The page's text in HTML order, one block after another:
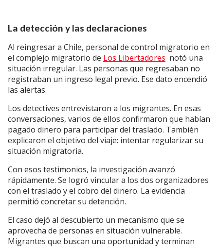
La detección y las declaraciones
Al reingresar a Chile, personal de control migratorio en
el complejo migratorio de Los Libertadores notó una
situación irregular. Las personas que regresaban no
registraban un ingreso legal previo. Ese dato encendió
las alertas.
Los detectives entrevistaron a los migrantes. En esas
conversaciones, varios de ellos confirmaron que habían
pagado dinero para participar del traslado. También
explicaron el objetivo del viaje: intentar regularizar su
situación migratoria.
Con esos testimonios, la investigación avanzó
rápidamente. Se logró vincular a los dos organizadores
con el traslado y el cobro del dinero. La evidencia
permitió concretar su detención.
El caso dejó al descubierto un mecanismo que se
aprovecha de personas en situación vulnerable.
Migrantes que buscan una oportunidad y terminan